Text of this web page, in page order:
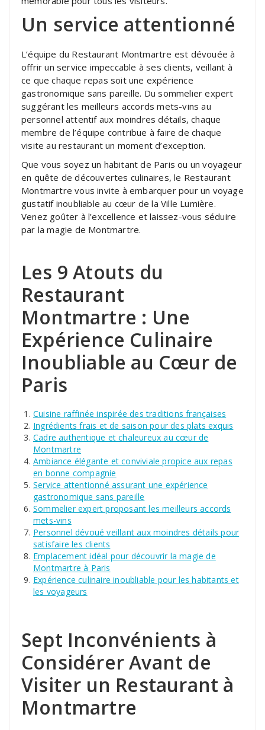
Un service attentionné
L’équipe du Restaurant Montmartre est dévouée à
offrir un service impeccable à ses clients, veillant à
ce que chaque repas soit une expérience
gastronomique sans pareille. Du sommelier expert
suggérant les meilleurs accords mets-vins au
personnel attentif aux moindres détails, chaque
membre de l’équipe contribue à faire de chaque
visite au restaurant un moment d’exception.
Que vous soyez un habitant de Paris ou un voyageur
en quête de découvertes culinaires, le Restaurant
Montmartre vous invite à embarquer pour un voyage
gustatif inoubliable au cœur de la Ville Lumière.
Venez goûter à l’excellence et laissez-vous séduire
par la magie de Montmartre.
Les 9 Atouts du
Restaurant
Montmartre : Une
Expérience Culinaire
Inoubliable au Cœur de
Paris
Cuisine raffinée inspirée des traditions françaises
Ingrédients frais et de saison pour des plats exquis
Cadre authentique et chaleureux au cœur de
Montmartre
Ambiance élégante et conviviale propice aux repas
en bonne compagnie
Service attentionné assurant une expérience
gastronomique sans pareille
Sommelier expert proposant les meilleurs accords
mets-vins
Personnel dévoué veillant aux moindres détails pour
satisfaire les clients
Emplacement idéal pour découvrir la magie de
Montmartre à Paris
Expérience culinaire inoubliable pour les habitants et
les voyageurs
Sept Inconvénients à
Considérer Avant de
Visiter un Restaurant à
Montmartre